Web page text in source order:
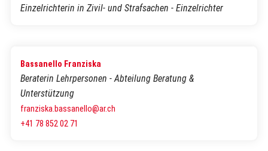
Einzelrichterin in Zivil- und Strafsachen - Einzelrichter
Bassanello Franziska
Beraterin Lehrpersonen - Abteilung Beratung &
Unterstützung
franziska.bassanello@ar.ch
+41 78 852 02 71